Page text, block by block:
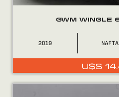
GWM WINGLE
2019 NAFTA
U$S